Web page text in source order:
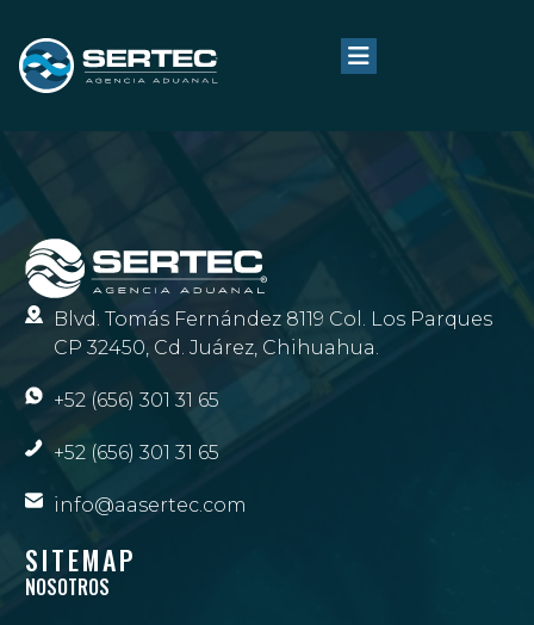
Blvd. Tomás Fernández 8119 Col. Los Parques
CP 32450, Cd. Juárez, Chihuahua.
+52 (656) 301 31 65
+52 (656) 301 31 65
info@aasertec.com
SITEMAP
NOSOTROS